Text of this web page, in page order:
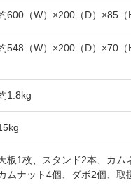
600（W）×200（D）×85（
548（W）×200（D）×70（
1.8kg
板1枚、スタンド2本、カム
ムナット4個、ダボ2個、取